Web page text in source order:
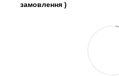
замовлення )